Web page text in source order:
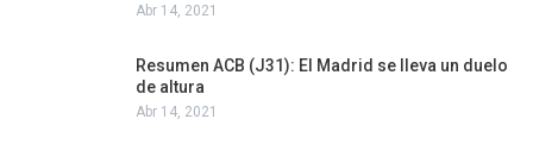
Abr 14, 2021
Resumen ACB (J31): El Madrid se lleva un duelo
de altura
Abr 14, 2021